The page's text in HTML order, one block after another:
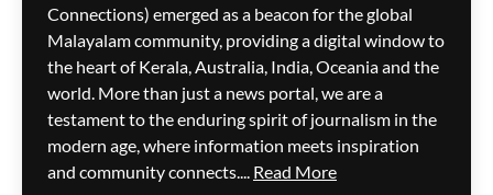
കുടിയേറ്റ ലക്ഷ്യങ്ങൾ
കൈവരിക്കുന്നതിൽ
ആൽബനീസ് സർക്കാർ
പരാജയപ്പെട്ടു; നാല്
വർഷത്തിനിടെ 10 ലക്ഷം
പേരെ എത്തിക്കാൻ
നീക്കമെന്ന് പോളിൻ
Connections) emerged as a beacon for the global
Malayalam community, providing a digital window to
the heart of Kerala, Australia, India, Oceania and the
world. More than just a news portal, we are a
testament to the enduring spirit of journalism in the
modern age, where information meets inspiration
and community connects.... Read More